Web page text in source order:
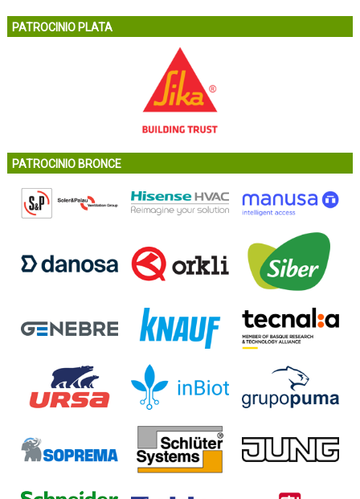
PATROCINIO PLATA
PATROCINIO BRONCE